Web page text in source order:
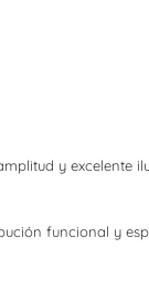
y excelente
funcional y